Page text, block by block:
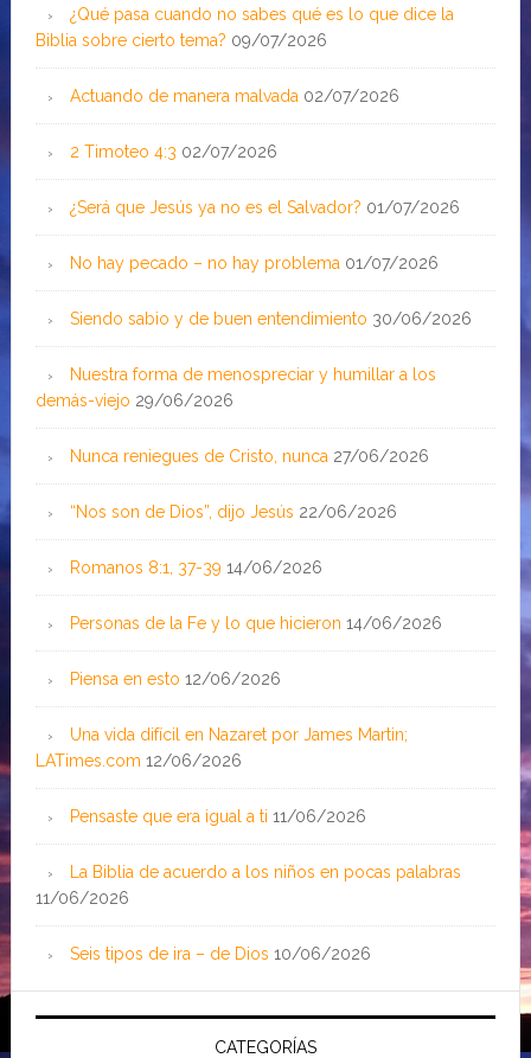
¿Qué pasa cuando no sabes qué es lo que dice la
Biblia sobre cierto tema? 09/07/2026
Actuando de manera malvada 02/07/2026
2 Timoteo 4:3 02/07/2026
¿Será que Jesús ya no es el Salvador? 01/07/2026
No hay pecado – no hay problema 01/07/2026
Siendo sabio y de buen entendimiento 30/06/2026
Nuestra forma de menospreciar y humillar a los
demás-viejo 29/06/2026
Nunca reniegues de Cristo, nunca 27/06/2026
“Nos son de Dios”, dijo Jesús 22/06/2026
Romanos 8:1, 37-39 14/06/2026
Personas de la Fe y lo que hicieron 14/06/2026
Piensa en esto 12/06/2026
Una vida difícil en Nazaret por James Martin;
LATimes.com 12/06/2026
Pensaste que era igual a ti 11/06/2026
La Biblia de acuerdo a los niños en pocas palabras
11/06/2026
Seis tipos de ira – de Dios 10/06/2026
CATEGORÍAS